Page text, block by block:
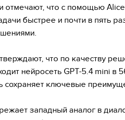
отмечают, что с помощью
быстрее и почти в пять
что по качеству
нейросеть GPT-5.4 mini в
сохраняет ключевые
западный аналог в